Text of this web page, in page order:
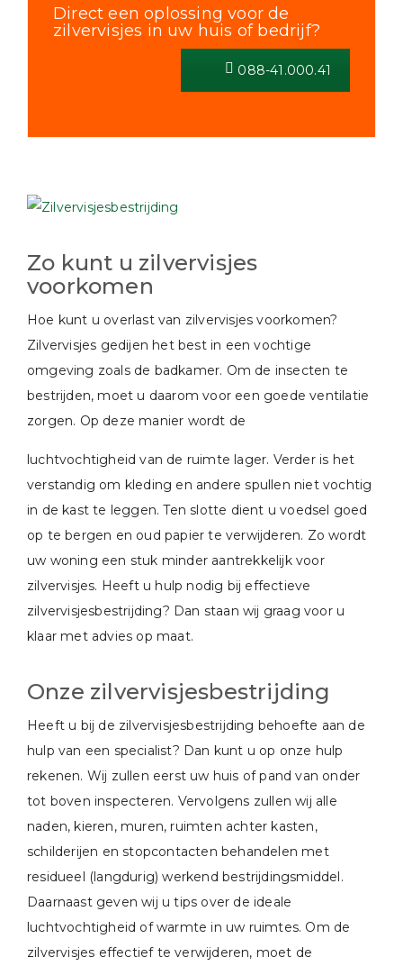
Direct een oplossing voor de
zilvervisjes in uw huis of bedrijf?
088-41.000.41
Zo kunt u zilvervisjes
voorkomen
Hoe kunt u overlast van zilvervisjes voorkomen?
Zilvervisjes gedijen het best in een vochtige
omgeving zoals de badkamer. Om de insecten te
bestrijden, moet u daarom voor een goede ventilatie
zorgen. Op deze manier wordt de
luchtvochtigheid van de ruimte lager. Verder is het
verstandig om kleding en andere spullen niet vochtig
in de kast te leggen. Ten slotte dient u voedsel goed
op te bergen en oud papier te verwijderen. Zo wordt
uw woning een stuk minder aantrekkelijk voor
zilvervisjes. Heeft u hulp nodig bij effectieve
zilvervisjesbestrijding? Dan staan wij graag voor u
klaar met advies op maat.
Onze zilvervisjesbestrijding
Heeft u bij de zilvervisjesbestrijding behoefte aan de
hulp van een specialist? Dan kunt u op onze hulp
rekenen. Wij zullen eerst uw huis of pand van onder
tot boven inspecteren. Vervolgens zullen wij alle
naden, kieren, muren, ruimten achter kasten,
schilderijen en stopcontacten behandelen met
residueel (langdurig) werkend bestrijdingsmiddel.
Daarnaast geven wij u tips over de ideale
luchtvochtigheid of warmte in uw ruimtes. Om de
zilvervisjes effectief te verwijderen, moet de